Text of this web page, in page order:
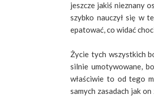
jeszcze jakiś nieznany
szybko nauczył się w
epatować, co widać
Życie tych wszystkich
silnie umotywowane,
właściwie to od tego
samych zasadach jak